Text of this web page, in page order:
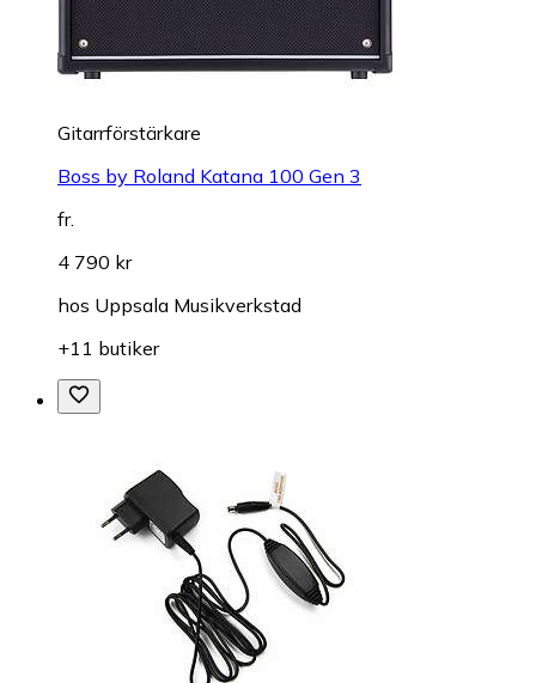
Gitarrförstärkare
Boss by Roland Katana 100 Gen 3
fr.
4 790 kr
hos Uppsala Musikverkstad
+11 butiker